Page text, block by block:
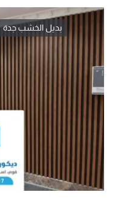
بديل الخشب جدة